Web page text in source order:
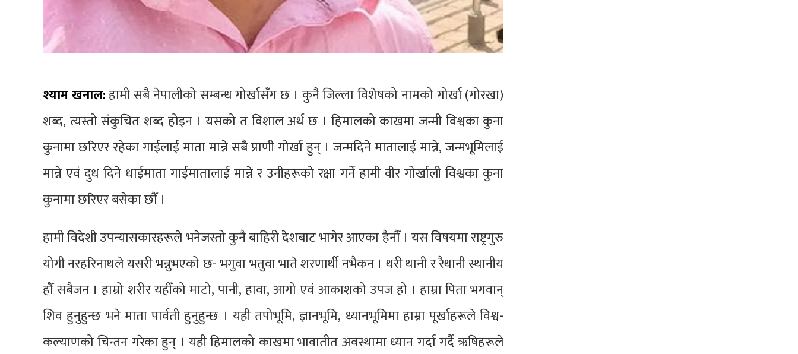
श्याम खनाल:हामी सबै नेपालीको सम्बन्ध गोर्खासँग छ । कुनै जिल्ला विशेषको नामको गोर्खा (गोरखा)
शब्द‚ त्यस्तो संकुचित शब्द होइन । यसको त विशाल अर्थ छ । हिमालको काखमा जन्मी विश्वका कुना
कुनामा छरिएर रहेका गाईलाई माता मान्ने सबै प्राणी गोर्खा हुन् । जन्मदिने मातालाई मान्ने‚ जन्मभूमिलाई
मान्ने एवं दुध दिने धाईमाता गाईमातालाई मान्ने र उनीहरूको रक्षा गर्ने हामी वीर गोर्खाली विश्वका कुना
कुनामा छरिएर बसेका छौँ ।
हामी विदेशी उपन्यासकारहरूले भनेजस्तो कुनै बाहिरी देशबाट भागेर आएका हैनौँ । यस विषयमा राष्ट्रगुरु
योगी नरहरिनाथले यसरी भन्नुभएको छ- भगुवा भतुवा भाते शरणार्थी नभैकन । थरी थानी र रैथानी स्थानीय
हौँ सबैजन । हाम्रो शरीर यहीँको माटो‚ पानी‚ हावा‚ आगो एवं आकाशको उपज हो । हाम्रा पिता भगवान्
शिव हुनुहुन्छ भने माता पार्वती हुनुहुन्छ । यही तपोभूमि‚ ज्ञानभूमि‚ ध्यानभूमिमा हाम्रा पूर्खाहरूले विश्व-
कल्याणको चिन्तन गरेका हुन् । यही हिमालको काखमा भावातीत अवस्थामा ध्यान गर्दा गर्दै ऋषिहरूले